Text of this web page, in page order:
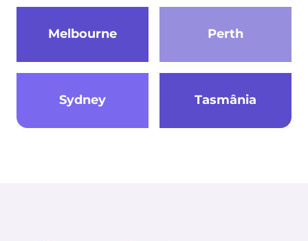
Melbourne Perth
Sydney Tasmânia